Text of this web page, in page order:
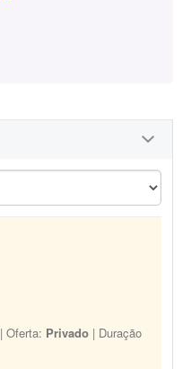
| Oferta: Privado | Duração